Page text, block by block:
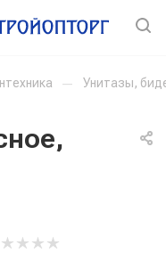
— Унитазы,